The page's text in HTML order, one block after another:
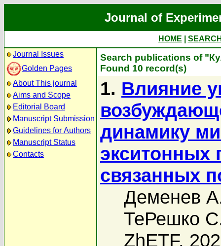
Journal of
HOME
Journal Issues
Golden Pages
About This journal
Aims and Scope
Editorial Board
Manuscript Submission
Guidelines for Authors
Manuscript Status
Contacts
Search publications of
Found 10 record(s)
1. Влияние
динамику
экситонных
связанных
Деменев
ТеРешко
ZhETF,